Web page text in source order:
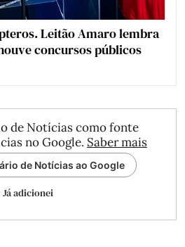
Leitão Amaro lembra
concursos públicos
de Notícias como fonte
no Google. Saber mais
de Notícias ao Google
Já adicionei